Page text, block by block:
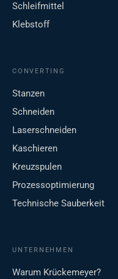
Schleifmittel
Klebstoff
CONVERTING
Stanzen
Schneiden
Laserschneiden
Kaschieren
Kreuzspulen
Prozessoptimierung
Technische Sauberkeit
UNTERNEHMEN
Warum Krückemeyer?